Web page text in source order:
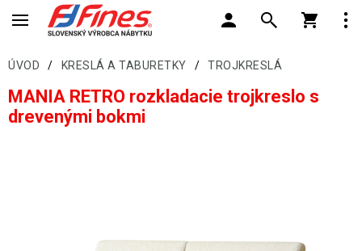
ÚVOD / KRESLÁ A TABURETKY / TROJKRESLÁ
MANIA RETRO rozkladacie trojkreslo s
drevenými bokmi